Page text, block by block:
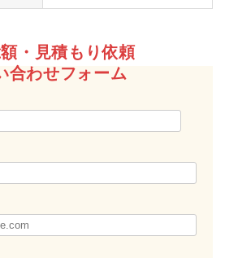
・見積もり依頼
合わせフォーム